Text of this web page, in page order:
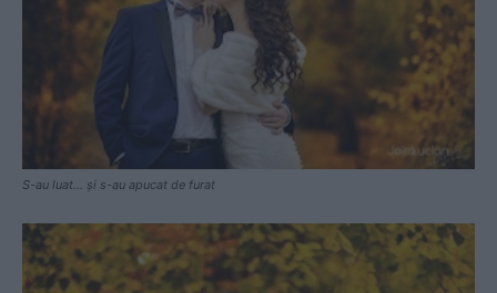
S-au luat… și s-au apucat de furat